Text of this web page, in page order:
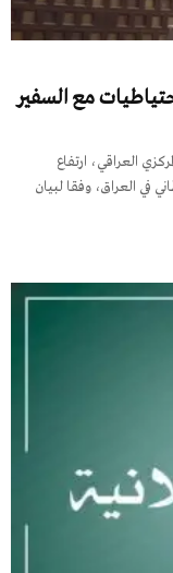
مع السفير
العراقي، ارتفاع
في العراق، وفقا لبيان